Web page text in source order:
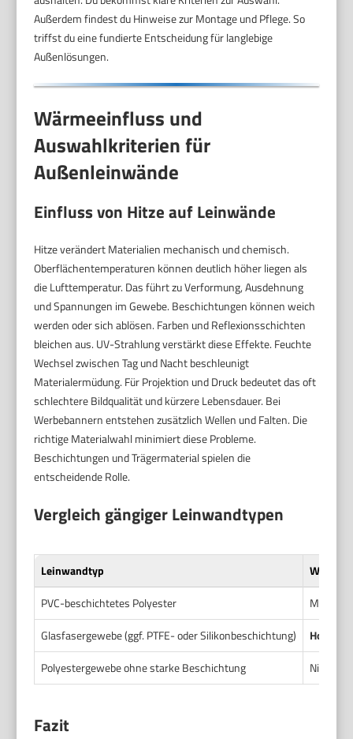
Außerdem findest du Hinweise zur Montage und Pflege. So
triffst du eine fundierte Entscheidung für langlebige
Außenlösungen.
Wärmeeinfluss und
Auswahlkriterien für
Außenleinwände
Einfluss von Hitze auf Leinwände
Hitze verändert Materialien mechanisch und chemisch.
Oberflächentemperaturen können deutlich höher liegen als
die Lufttemperatur. Das führt zu Verformung, Ausdehnung
und Spannungen im Gewebe. Beschichtungen können weich
werden oder sich ablösen. Farben und Reflexionsschichten
bleichen aus. UV-Strahlung verstärkt diese Effekte. Feuchte
Wechsel zwischen Tag und Nacht beschleunigt
Materialermüdung. Für Projektion und Druck bedeutet das oft
schlechtere Bildqualität und kürzere Lebensdauer. Bei
Werbebannern entstehen zusätzlich Wellen und Falten. Die
richtige Materialwahl minimiert diese Probleme.
Beschichtungen und Trägermaterial spielen die
entscheidende Rolle.
Vergleich gängiger Leinwandtypen
Leinwandtyp
PVC-beschichtetes Polyester
Mittel.
Glasfasergewebe (ggf. PTFE- oder Silikonbeschichtung)
Hoch.
Polyestergewebe ohne starke Beschichtung
Niedrig
Fazit